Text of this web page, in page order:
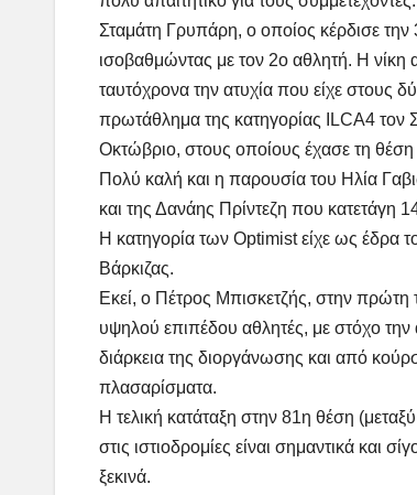
Σταμάτη Γρυπάρη, ο οποίος κέρδισε την
ισοβαθμώντας με τον 2ο αθλητή. Η νίκη
ταυτόχρονα την ατυχία που είχε στους
πρωτάθλημα της κατηγορίας ILCA4 τον
Οκτώβριο, στους οποίους έχασε τη θέση
Πολύ καλή και η παρουσία του Ηλία
και της Δανάης Πρίντεζη που κατετάγη
Η κατηγορία των Optimist είχε ως έδρα
Βάρκιζας.
Εκεί, ο Πέτρος Μπισκετζής, στην πρώτη
υψηλού επιπέδου αθλητές, με στόχο
διάρκεια της διοργάνωσης και από
πλασαρίσματα.
Η τελική κατάταξη στην 81η θέση
στις ιστιοδρομίες είναι σημαντικά και
ξεκινά.